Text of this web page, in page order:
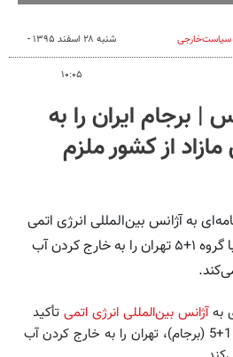
سیاست‌خارجی شنبه ۲۸ اسفند ۱۳۹۵ -
۱۰:۰۵
| برجام ایران را به
از کشور ملزم
به آژانس بین‌المللی انرژی اتمی
تأکید کرده توافق هسته‌ای با گروه ۱+۵ تهران را به خارج کردن آب
بهآژانس بین‌المللی انرژی اتمی تأکید
کرده توافق هسته‌ای با گروه 1+5 (برجام)، تهران را به خارج کردن آب